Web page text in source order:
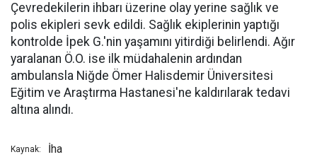
Çevredekilerin ihbarı üzerine olay yerine sağlık ve
polis ekipleri sevk edildi. Sağlık ekiplerinin yaptığı
kontrolde İpek G.'nin yaşamını yitirdiği belirlendi. Ağır
yaralanan Ö.O. ise ilk müdahalenin ardından
ambulansla Niğde Ömer Halisdemir Üniversitesi
Eğitim ve Araştırma Hastanesi'ne kaldırılarak tedavi
altına alındı.
Kaynak: İha